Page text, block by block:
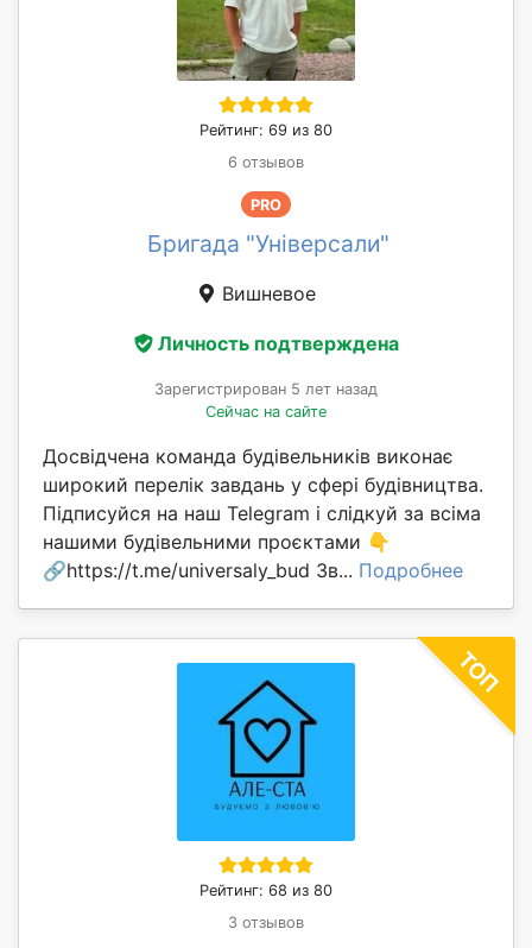
Рейтинг: 69 из 80
6 отзывов
PRO
Бригада "Універсали"
Вишневое
Личность подтверждена
Зарегистрирован 5 лет назад
Сейчас на сайте
Досвідчена команда будівельників виконає
широкий перелік завдань у сфері будівництва.
Підписуйся на наш Telegram і слідкуй за всіма
нашими будівельними проєктами 👇
🔗https://t.me/universaly_bud Зв... Подробнее
Рейтинг: 68 из 80
3 отзывов